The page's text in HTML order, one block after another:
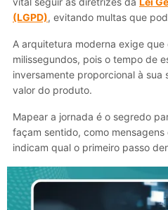
(LGPD), evitando multas que
A arquitetura moderna exige
milissegundos, pois o tempo de
inversamente proporcional à
valor do produto.
Mapear a jornada é o segredo
façam sentido, como
indicam qual o primeiro passo